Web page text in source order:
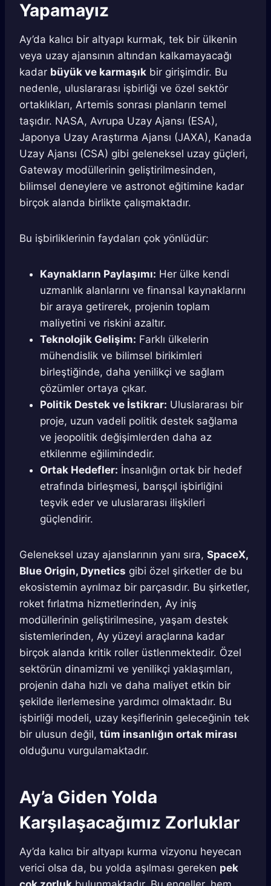
Yapamayız
Ay’da kalıcı bir altyapı kurmak, tek bir ülkenin
veya uzay ajansının altından kalkamayacağı
kadar büyük ve karmaşık bir girişimdir. Bu
nedenle, uluslararası işbirliği ve özel sektör
ortaklıkları, Artemis sonrası planların temel
taşıdır. NASA, Avrupa Uzay Ajansı (ESA),
Japonya Uzay Araştırma Ajansı (JAXA), Kanada
Uzay Ajansı (CSA) gibi geleneksel uzay güçleri,
Gateway modüllerinin geliştirilmesinden,
bilimsel deneylere ve astronot eğitimine kadar
birçok alanda birlikte çalışmaktadır.
Bu işbirliklerinin faydaları çok yönlüdür:
Kaynakların Paylaşımı: Her ülke kendi
uzmanlık alanlarını ve finansal kaynaklarını
bir araya getirerek, projenin toplam
maliyetini ve riskini azaltır.
Teknolojik Gelişim: Farklı ülkelerin
mühendislik ve bilimsel birikimleri
birleştiğinde, daha yenilikçi ve sağlam
çözümler ortaya çıkar.
Politik Destek ve İstikrar: Uluslararası bir
proje, uzun vadeli politik destek sağlama
ve jeopolitik değişimlerden daha az
etkilenme eğilimindedir.
Ortak Hedefler: İnsanlığın ortak bir hedef
etrafında birleşmesi, barışçıl işbirliğini
teşvik eder ve uluslararası ilişkileri
güçlendirir.
Geleneksel uzay ajanslarının yanı sıra, SpaceX,
Blue Origin, Dynetics gibi özel şirketler de bu
ekosistemin ayrılmaz bir parçasıdır. Bu şirketler,
roket fırlatma hizmetlerinden, Ay iniş
modüllerinin geliştirilmesine, yaşam destek
sistemlerinden, Ay yüzeyi araçlarına kadar
birçok alanda kritik roller üstlenmektedir. Özel
sektörün dinamizmi ve yenilikçi yaklaşımları,
projenin daha hızlı ve daha maliyet etkin bir
şekilde ilerlemesine yardımcı olmaktadır. Bu
işbirliği modeli, uzay keşiflerinin geleceğinin tek
bir ulusun değil, tüm insanlığın ortak mirası
olduğunu vurgulamaktadır.
Ay’a Giden Yolda
Karşılaşacağımız Zorluklar
Ay’da kalıcı bir altyapı kurma vizyonu heyecan
verici olsa da, bu yolda aşılması gereken pek